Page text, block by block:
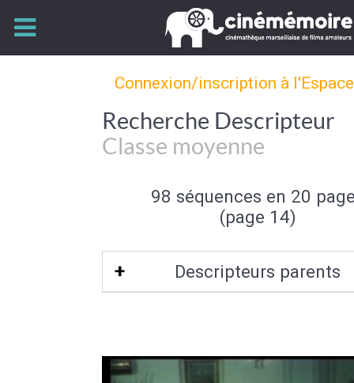
Connexion/inscription à
Recherche Descripteur
Classe moyenne
98 séquences en 20
(page 14)
Descripteurs parents